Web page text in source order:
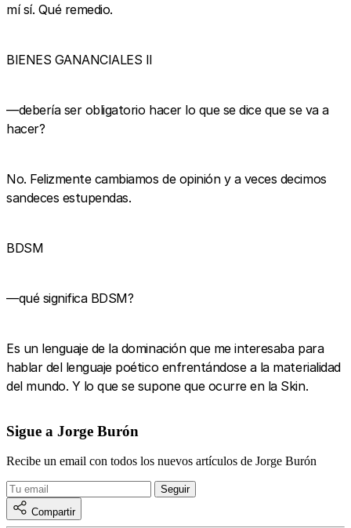
mí sí. Qué remedio.
BIENES GANANCIALES II
—debería ser obligatorio hacer lo que se dice que se va a
hacer?
No. Felizmente cambiamos de opinión y a veces decimos
sandeces estupendas.
BDSM
—qué significa BDSM?
Es un lenguaje de la dominación que me interesaba para
hablar del lenguaje poético enfrentándose a la materialidad
del mundo. Y lo que se supone que ocurre en la Skin.
Sigue a Jorge Burón
Recibe un email con todos los nuevos artículos de Jorge Burón
Compartir